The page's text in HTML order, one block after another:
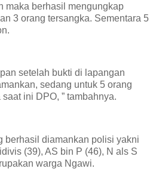
maka berhasil mengungkap
3 orang tersangka. Sementara 5
setelah bukti di lapangan
sedang untuk 5 orang
ini DPO, ” tambahnya.
berhasil diamankan polisi yakni
(39), AS bin P (46), N als S
warga Ngawi.